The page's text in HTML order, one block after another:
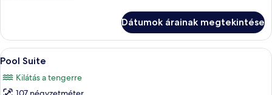
részletei
Dátumok árainak megtekintése
A
következő
szoba
Egy szállodai szoba, amelyben egy
16
Pool Suite
Kilátás a tengerre